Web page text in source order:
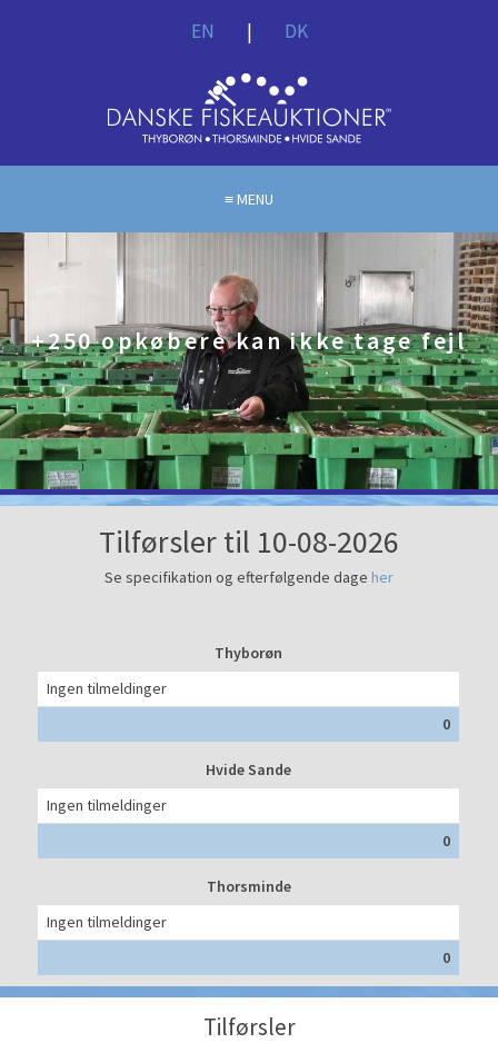
+250 opkøbere kan ikke tage fejl
EN | DK
MENU
Tilførsler til 10-08-2026
Se specifikation og efterfølgende dage her
Thyborøn
Ingen tilmeldinger
0
Hvide Sande
Ingen tilmeldinger
0
Thorsminde
Ingen tilmeldinger
0
Tilførsler